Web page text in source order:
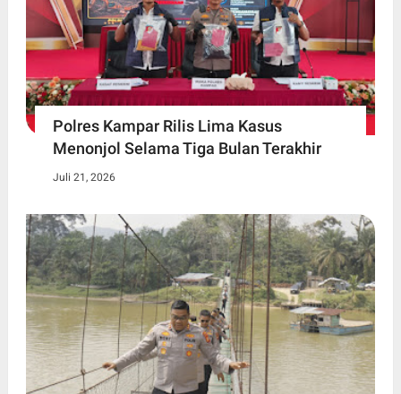
Polres Kampar Rilis Lima Kasus
Menonjol Selama Tiga Bulan Terakhir
Juli 21, 2026